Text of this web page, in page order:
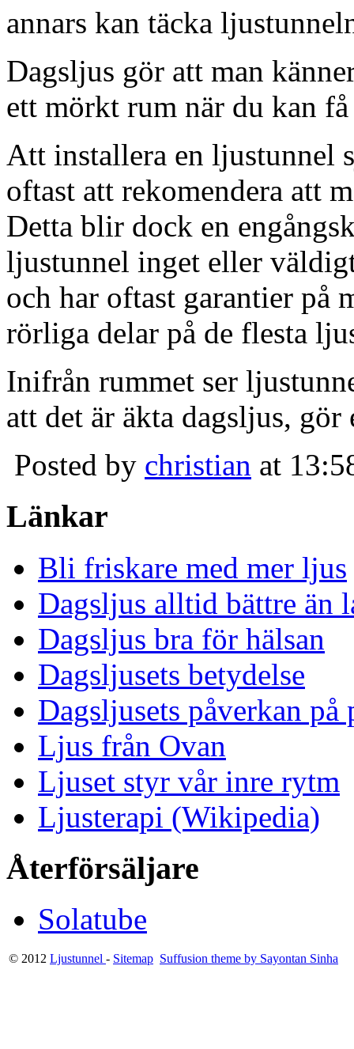
annars kan täcka
Dagsljus gör att man
ett mörkt rum när du kan
Att installera en ljustunnel
oftast att rekomendera att
Detta blir dock en
ljustunnel inget eller
och har oftast garantier på
rörliga delar på de flesta
Inifrån rummet ser
att det är äkta dagsljus,
Posted by christian at
Länkar
Bli friskare med mer ljus
Dagsljus alltid bättre än
Dagsljus bra för hälsan
Dagsljusets betydelse
Dagsljusets påverkan på
Ljus från Ovan
Ljuset styr vår inre rytm
Ljusterapi (Wikipedia)
Återförsäljare
Solatube
© 2012 Ljustunnel - Sitemap Suffusion theme by Sayontan Sinha